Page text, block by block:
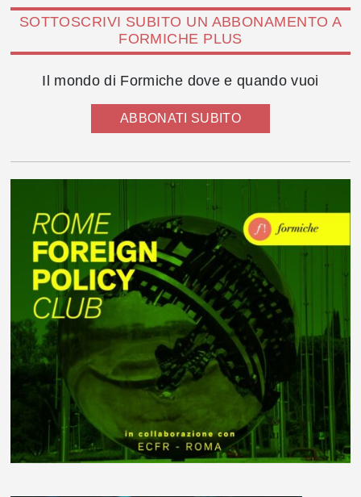
SOTTOSCRIVI SUBITO UN ABBONAMENTO A
FORMICHE PLUS
Il mondo di Formiche dove e quando vuoi
ABBONATI SUBITO